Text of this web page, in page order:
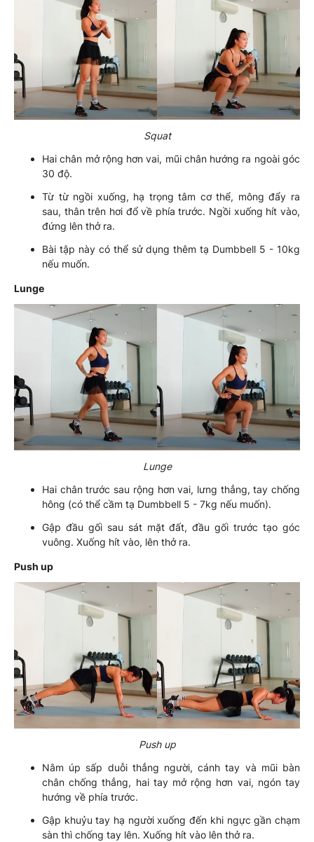
Squat
Hai chân mở rộng hơn vai, mũi chân hướng ra ngoài góc
30 độ.
Từ từ ngồi xuống, hạ trọng tâm cơ thể, mông đẩy ra
sau, thân trên hơi đổ về phía trước. Ngồi xuống hít vào,
đứng lên thở ra.
Bài tập này có thể sử dụng thêm tạ Dumbbell 5 - 10kg
nếu muốn.
Lunge
Lunge
Hai chân trước sau rộng hơn vai, lưng thẳng, tay chống
hông (có thể cầm tạ Dumbbell 5 - 7kg nếu muốn).
Gập đầu gối sau sát mặt đất, đầu gối trước tạo góc
vuông. Xuống hít vào, lên thở ra.
Push up
Push up
Nằm úp sấp duỗi thẳng người, cánh tay và mũi bàn
chân chống thẳng, hai tay mở rộng hơn vai, ngón tay
hướng về phía trước.
Gập khuỷu tay hạ người xuống đến khi ngực gần chạm
sàn thì chống tay lên. Xuống hít vào lên thở ra.